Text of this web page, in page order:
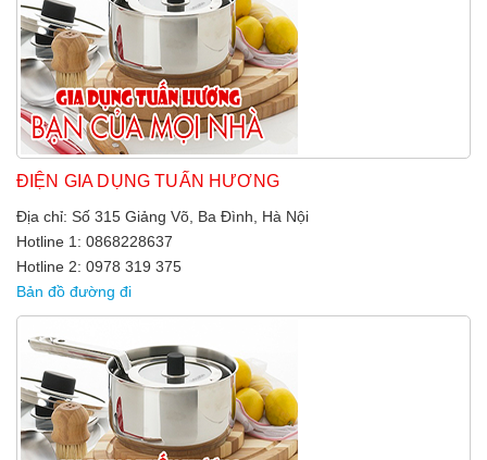
ĐIỆN GIA DỤNG TUẤN HƯƠNG
Địa chỉ: Số 315 Giảng Võ, Ba Đình, Hà Nội
Hotline 1: 0868228637
Hotline 2: 0978 319 375
Bản đồ đường đi